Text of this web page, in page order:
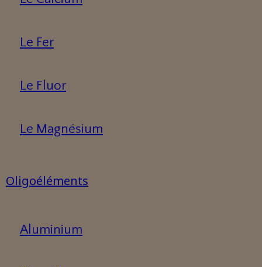
Le Fer
Le Fluor
Le Magnésium
Oligoéléments
Aluminium